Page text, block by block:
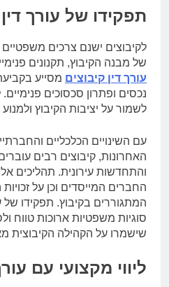
תפקידו של עורך
לקיבוצים ישנם צרכים משפטיים
של מבנה הקיבוץ, תקנונים
עורך דין קיבוצים מסייע
נכסים ופתרון סכסוכים
לשמור על יציבות הקיבוץ
עם השינויים הכלכליים
האחרונות, קיבוצים רבים
והתחדשות עירונית. תהליכים
החברים המייסדים וכן על
המתגוררים בקיבוץ. תפקידו
סוגיות משפטיות ארוכות טווח
שישמרו על הקהילה הקיבוצית
ליווי מקצועי עם